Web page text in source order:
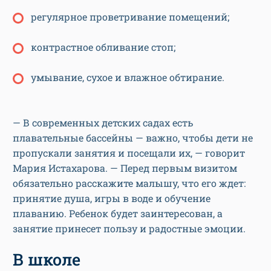
регулярное проветривание помещений;
контрастное обливание стоп;
умывание, сухое и влажное обтирание.
— В современных детских садах есть
плавательные бассейны — важно, чтобы дети не
пропускали занятия и посещали их, — говорит
Мария Истахарова. — Перед первым визитом
обязательно расскажите малышу, что его ждет:
принятие душа, игры в воде и обучение
плаванию. Ребенок будет заинтересован, а
занятие принесет пользу и радостные эмоции.
В школе